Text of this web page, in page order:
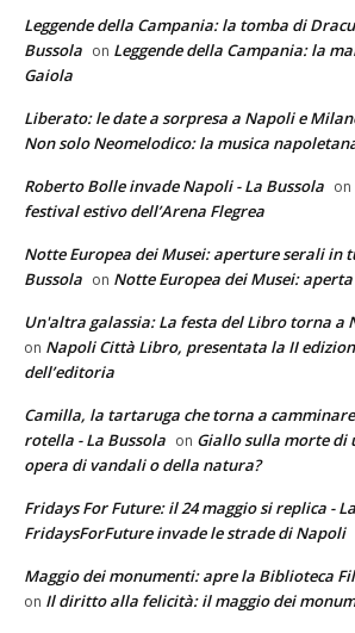
Leggende della Campania: la tomba di
Bussola on Leggende della Campania: la
Gaiola
Liberato: le date a sorpresa a Napoli e
Non solo Neomelodico: la musica
Roberto Bolle invade Napoli - La Bussola on
festival estivo dell’Arena Flegrea
Notte Europea dei Musei: aperture serali in
Bussola on Notte Europea dei Musei:
Un'altra galassia: La festa del Libro torna a
on Napoli Città Libro, presentata la II
dell’editoria
Camilla, la tartaruga che torna a
rotella - La Bussola on Giallo sulla morte di
opera di vandali o della natura?
Fridays For Future: il 24 maggio si replica -
FridaysForFuture invade le strade di Napoli
Maggio dei monumenti: apre la Biblioteca
on Il diritto alla felicità: il maggio dei